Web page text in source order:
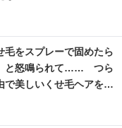
毛をスプレーで固めたら
と怒鳴られて…… つら
で美しいくせ毛ヘアを楽